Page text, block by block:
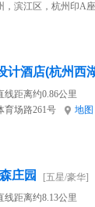
，滨江区，杭州印A
计酒店(杭州西
线距离约0.86公里
育场路261号 地图
庄园
[五星/豪华]
线距离约8.13公里